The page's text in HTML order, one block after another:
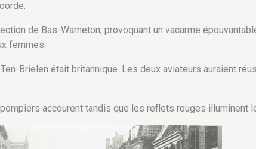
de Bas-Warneton, provoquant un vacarme
femmes.
Brielen était britannique. Les deux aviateurs auraient
accourent tandis que les reflets rouges illuminent